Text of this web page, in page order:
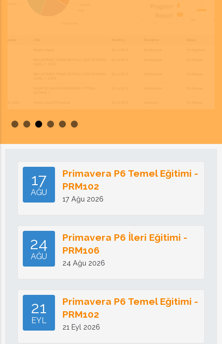
17
AĞU
Primavera P6 Temel Eğitimi -
PRM102
17 Ağu 2026
24
AĞU
Primavera P6 İleri Eğitimi -
PRM106
24 Ağu 2026
21
EYL
Primavera P6 Temel Eğitimi -
PRM102
21 Eyl 2026